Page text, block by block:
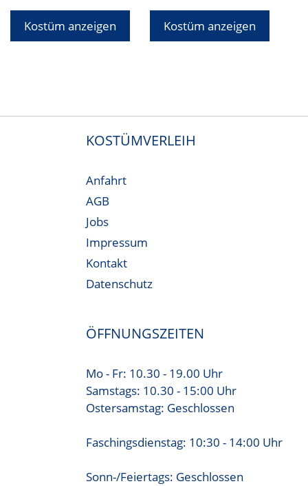
Kostüm anzeigen Kostüm anzeigen
KOSTÜMVERLEIH
Anfahrt
AGB
Jobs
Impressum
Kontakt
Datenschutz
ÖFFNUNGSZEITEN
Mo - Fr: 10.30 - 19.00 Uhr
Samstags: 10.30 - 15:00 Uhr
Ostersamstag: Geschlossen
Faschingsdienstag: 10:30 - 14:00 Uhr
Sonn-/Feiertags: Geschlossen